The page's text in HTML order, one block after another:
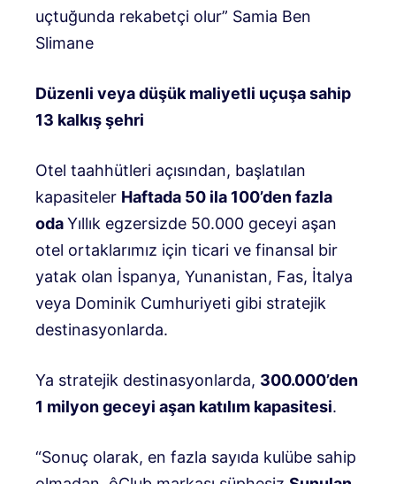
uçtuğunda rekabetçi olur” Samia Ben
Slimane
Düzenli veya düşük maliyetli uçuşa sahip
13 kalkış şehri
Otel taahhütleri açısından, başlatılan
kapasiteler Haftada 50 ila 100’den fazla
odaYıllık egzersizde 50.000 geceyi aşan
otel ortaklarımız için ticari ve finansal bir
yatak olan İspanya, Yunanistan, Fas, İtalya
veya Dominik Cumhuriyeti gibi stratejik
destinasyonlarda.
Ya stratejik destinasyonlarda, 300.000’den
1 milyon geceyi aşan katılım kapasitesi.
“Sonuç olarak, en fazla sayıda kulübe sahip